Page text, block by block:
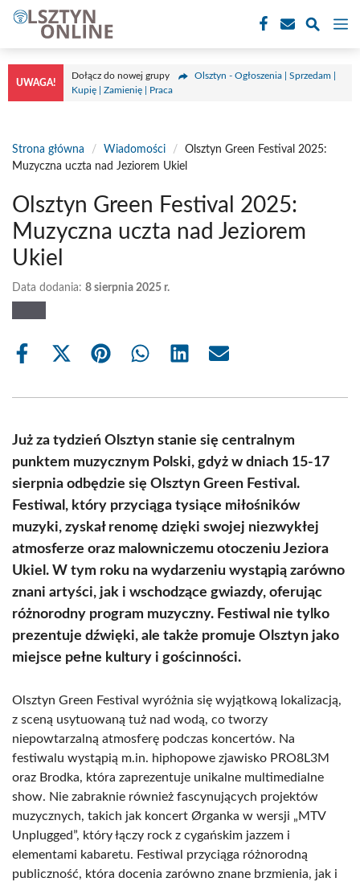
Przejdź
treści
UWAGA!
Dołącz do nowej grupy
Olsztyn - Ogłoszenia | Sprzedam |
Kupię | Zamienię | Praca
Strona główna / Wiadomości /
Olsztyn Green Festival 2025:
Muzyczna uczta nad Jeziorem Ukiel
Olsztyn Green Festival 2025:
Muzyczna uczta nad Jeziorem
Ukiel
Data dodania: 8 sierpnia 2025 r.
Share
Share
(Twitter)
Share Share Share Share
Już za tydzień Olsztyn stanie się centralnym
punktem muzycznym Polski, gdyż w dniach 15-17
sierpnia odbędzie się Olsztyn Green Festival.
Festiwal, który przyciąga tysiące miłośników
muzyki, zyskał renomę dzięki swojej niezwykłej
atmosferze oraz malowniczemu otoczeniu Jeziora
Ukiel. W tym roku na wydarzeniu wystąpią zarówno
znani artyści, jak i wschodzące gwiazdy, oferując
różnorodny program muzyczny. Festiwal nie tylko
prezentuje dźwięki, ale także promuje Olsztyn jako
miejsce pełne kultury i gościnności.
Olsztyn Green Festival wyróżnia się wyjątkową lokalizacją,
z sceną usytuowaną tuż nad wodą, co tworzy
niepowtarzalną atmosferę podczas koncertów. Na
festiwalu wystąpią m.in. hiphopowe zjawisko PRO8L3M
oraz Brodka, która zaprezentuje unikalne multimedialne
show. Nie zabraknie również fascynujących projektów
muzycznych, takich jak koncert Ørganka w wersji „MTV
Unplugged”, który łączy rock z cygańskim jazzem i
elementami kabaretu. Festiwal przyciąga różnorodną
publiczność, która docenia zarówno znane brzmienia, jak i